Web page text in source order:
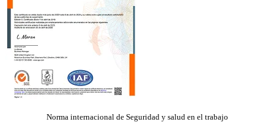
Norma internacional de Seguridad y salud en el trabajo